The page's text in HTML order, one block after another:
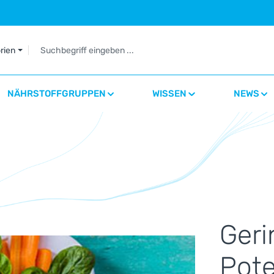
NÄHRSTOFFGRUPPEN WISSEN NEWS